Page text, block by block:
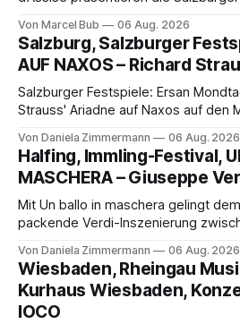
eine bildgewaltige Inszenierung,
die komplexe Partitur eindrucksvoll,
Franziskus.
Von Marcel Bub 06 Aug. 2026
Salzburg, Salzburger
AUF NAXOS – Richard
Salzburger Festspiele: Ersan
Strauss' Ariadne auf Naxos auf den
Aufführung mit starken Solisten und
Philharmonikern, szenisch bleibt der
hinter den Erwartungen zurück.
Von Daniela Zimmermann 06 Aug. 2026
Halfing, Immling-Festival,
MASCHERA – Giuseppe
Mit Un ballo in maschera gelingt
packende Verdi-Inszenierung
psychologische Tiefe mit starken
einem spielfreudigen Ensemble und
überzeugenden Gesamtleistung.
Von Daniela Zimmermann 06 Aug. 2026
Wiesbaden, Rheingau
Kurhaus Wiesbaden,
IOCO